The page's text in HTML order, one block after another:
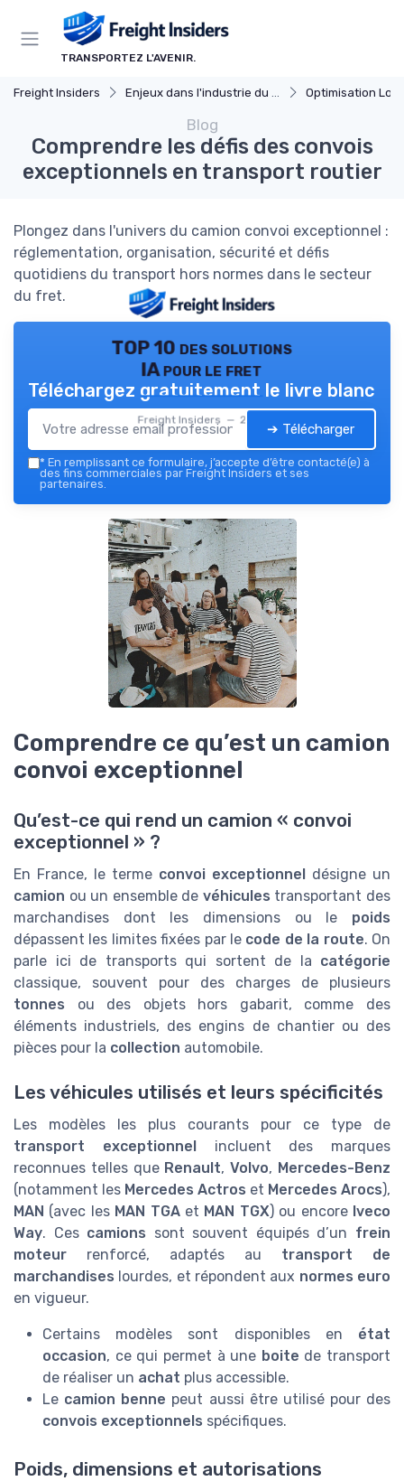
TRANSPORTEZ L'AVENIR.
Freight Insiders Enjeux dans l'industrie du fret Optimisation
Blog
Comprendre les défis des convois
exceptionnels en transport routier
Plongez dans l'univers du camion convoi exceptionnel :
réglementation, organisation, sécurité et défis
quotidiens du transport hors normes dans le secteur
du fret.
TOP 10 des solutions
IA pour le fret
Freight Insiders — 2026
Téléchargez gratuitement le livre blanc
➔ Télécharger
* En remplissant ce formulaire, j’accepte d’être contacté(e) à
des fins commerciales par Freight Insiders et ses
partenaires.
Comprendre ce qu’est un camion
convoi exceptionnel
Qu’est-ce qui rend un camion « convoi
exceptionnel » ?
En France, le terme convoi exceptionnel
désigne un
camion ou un ensemble de véhicules transportant des
marchandises dont les dimensions ou le poids
dépassent les limites fixées par le code de la route. On
parle ici de transports qui sortent de la catégorie
classique, souvent pour des charges de plusieurs
tonnes ou des objets hors gabarit, comme des
éléments industriels, des engins de chantier ou des
pièces pour la collection automobile.
Les véhicules utilisés et leurs spécificités
Les modèles les plus courants pour ce type de
transport exceptionnelincluent des marques
reconnues telles que Renault,Volvo, Mercedes-Benz
(notamment les Mercedes Actros et Mercedes Arocs),
MAN (avec les MAN TGAet MAN TGX) ou encore Iveco
Way. Ces camions sont souvent équipés d’un frein
moteur renforcé, adaptés au transport de
marchandises lourdes, et répondent aux normes euro
en vigueur.
Certains modèles sont disponibles en état
occasion, ce qui permet à une boite de transport
de réaliser un achat plus accessible.
Le camion benne peut aussi être utilisé pour des
convois exceptionnels spécifiques.
Poids, dimensions et autorisations
Panneau de gestion des cookies